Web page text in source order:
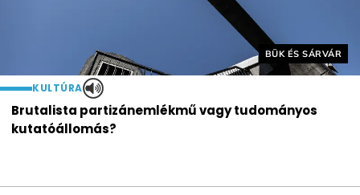
Helyszín címkék:
BÜK ÉS SÁRVÁR
KULTÚRA
Brutalista partizánemlékmű vagy tudományos
kutatóállomás?